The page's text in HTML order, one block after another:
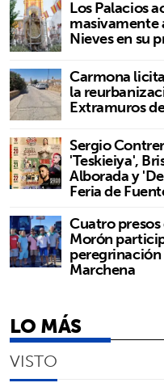
Los Palacios
masivamente
Nieves en su
Carmona
la
Extramuros
Sergio
'Teskieiya',
Alborada y
Feria de
Cuatro
Morón
Marchena
LO MÁS
VISTO